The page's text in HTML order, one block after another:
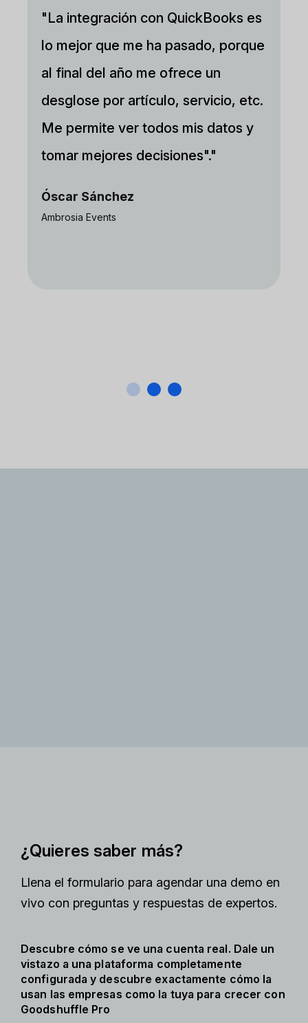
"La integración con QuickBooks es
lo mejor que me ha pasado, porque
al final del año me ofrece un
desglose por artículo, servicio, etc.
Me permite ver todos mis datos y
tomar mejores decisiones"."
Óscar Sánchez
Ambrosia Events
¿Quieres saber más?
Llena el formulario para agendar una demo en
vivo con preguntas y respuestas de expertos.
Descubre cómo se ve una cuenta real. Dale un
vistazo a una plataforma completamente
configurada y descubre exactamente cómo la
usan las empresas como la tuya para crecer con
Goodshuffle Pro